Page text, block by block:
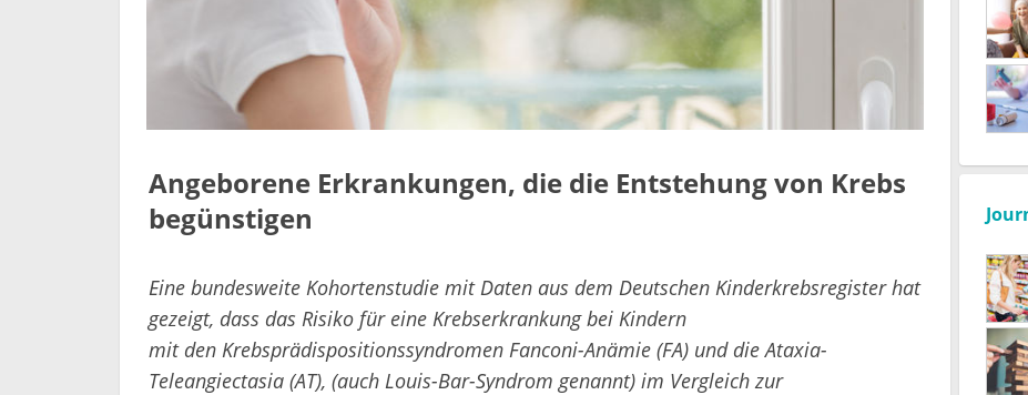
Angeborene Erkrankungen, die die Entstehung von Krebs
begünstigen
Eine bundesweite Kohortenstudie mit Daten aus dem Deutschen Kinderkrebsregister hat
gezeigt, dass das Risiko für eine Krebserkrankung bei Kindern
mit den Krebsprädispositionssyndromen Fanconi-Anämie (FA) und die Ataxia-
Teleangiectasia (AT), (auch Louis-Bar-Syndrom genannt) im Vergleich zur